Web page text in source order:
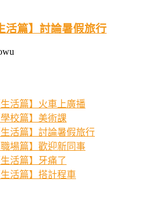
活篇】討論暑假旅行
活篇】火車上廣播
校篇】美術課
活篇】討論暑假旅行
場篇】歡迎新同事
活篇】牙痛了
活篇】搭計程車